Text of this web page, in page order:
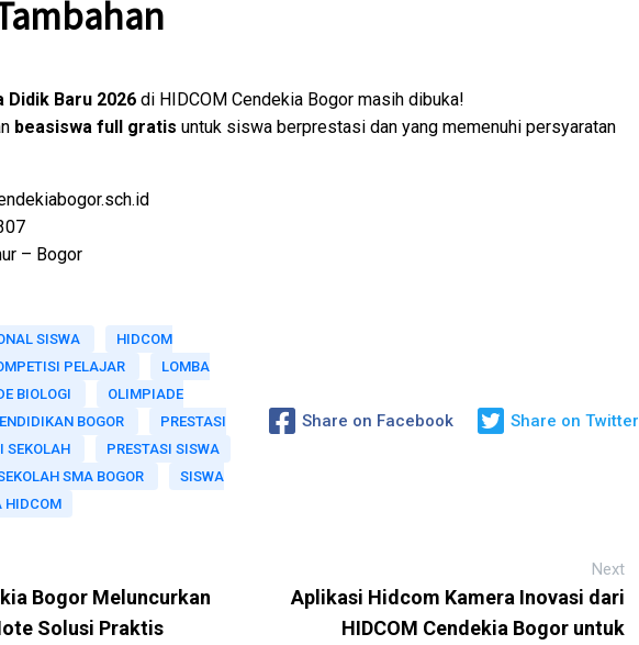
Baru 2026di HIDCOM Cendekia Bogor masih dibuka!
beasiswa full gratis untuk siswa berprestasi dan yang memenuhi persyaratan
– Bogor
SISWA
HIDCOM
PELAJAR
LOMBA
BIOLOGI
OLIMPIADE
BOGOR
PRESTASI
SEKOLAH
PRESTASI SISWA
SMA BOGOR
SISWA
HIDCOM
Share on Facebook Share on Twitter
Bogor Meluncurkan
Solusi Praktis
Next
Aplikasi Hidcom Kamera Inovasi dari
HIDCOM Cendekia Bogor untuk